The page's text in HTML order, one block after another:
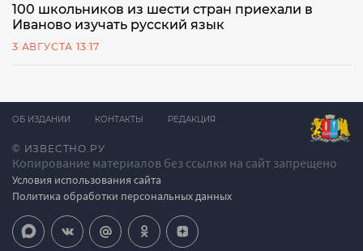
100 школьников из шести стран приехали в
Иваново изучать русский язык
3 АВГУСТА 13:17
© ИЗВЕСТНО.РУ
Копирование материалов без ссылки на сайт запрещено
Условия использования сайта
Политика обработки персональных данных
ОБ ИЗДАНИИ КОНТАКТЫ РЕДАКЦИЯ